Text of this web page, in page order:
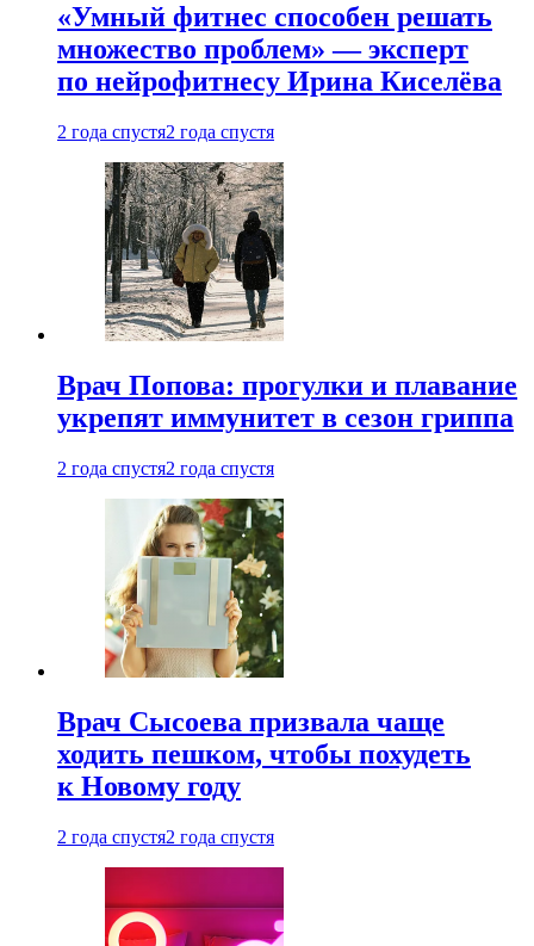
«Умный фитнес способен решать
множество проблем» — эксперт
по нейрофитнесу Ирина Киселёва
2 года спустя2 года спустя
Врач Попова: прогулки и плавание
укрепят иммунитет в сезон гриппа
2 года спустя2 года спустя
Врач Сысоева призвала чаще
ходить пешком, чтобы похудеть
к Новому году
2 года спустя2 года спустя